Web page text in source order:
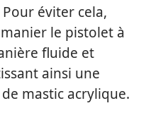
éviter cela,
le pistolet à
fluide et
ainsi une
mastic acrylique.